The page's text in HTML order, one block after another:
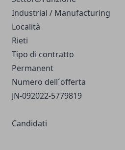
Industrial / Manufacturing
Località
Rieti
Tipo di contratto
Permanent
Numero dell´offerta
JN-092022-5779819
Candidati